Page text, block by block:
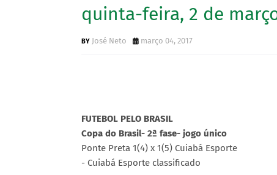
quinta-feira, 2 de
José Neto março 04, 2017
FUTEBOL PELO BRASIL
Copa do Brasil- 2ª fase- jogo único
Ponte Preta 1(4) x 1(5) Cuiabá Esporte
- Cuiabá Esporte classificado